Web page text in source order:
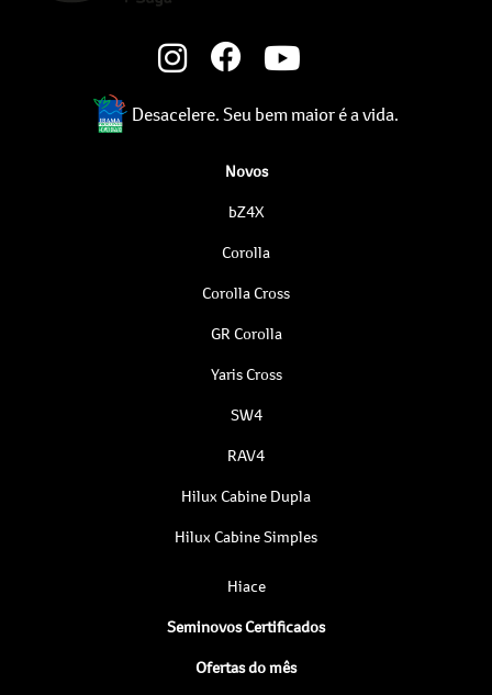
Desacelere. Seu bem maior é a vida.
Novos
bZ4X
Corolla
Corolla Cross
GR Corolla
Yaris Cross
SW4
RAV4
Hilux Cabine Dupla
Hilux Cabine Simples
Hiace
Seminovos Certificados
Ofertas do mês